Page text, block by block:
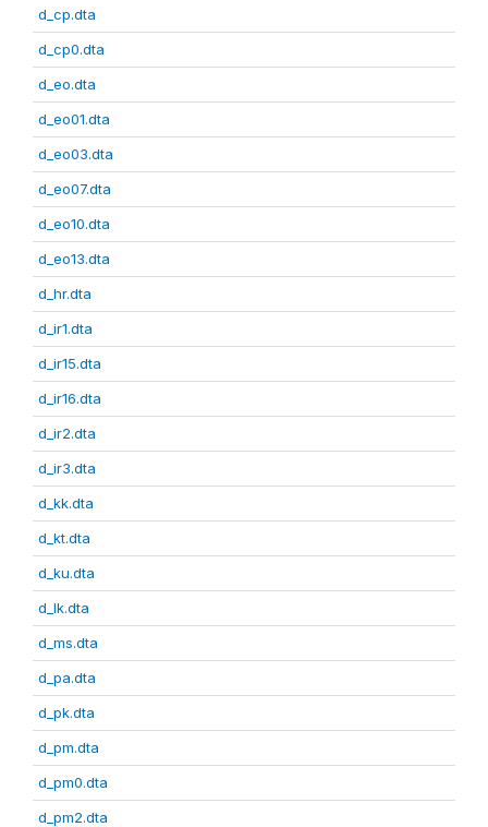
d_cp.dta
d_cp0.dta
d_eo.dta
d_eo01.dta
d_eo03.dta
d_eo07.dta
d_eo10.dta
d_eo13.dta
d_hr.dta
d_ir1.dta
d_ir15.dta
d_ir16.dta
d_ir2.dta
d_ir3.dta
d_kk.dta
d_kt.dta
d_ku.dta
d_lk.dta
d_ms.dta
d_pa.dta
d_pk.dta
d_pm.dta
d_pm0.dta
d_pm2.dta